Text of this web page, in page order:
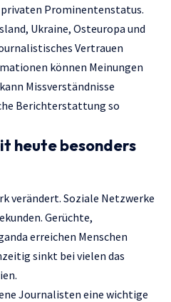
Prominentenstatus.
Ukraine, Osteuropa und
Vertrauen
können Meinungen
Missverständnisse
Berichterstattung so
heute besonders
verändert. Soziale Netzwerke
Gerüchte,
erreichen Menschen
sinkt bei vielen das
Journalisten eine wichtige